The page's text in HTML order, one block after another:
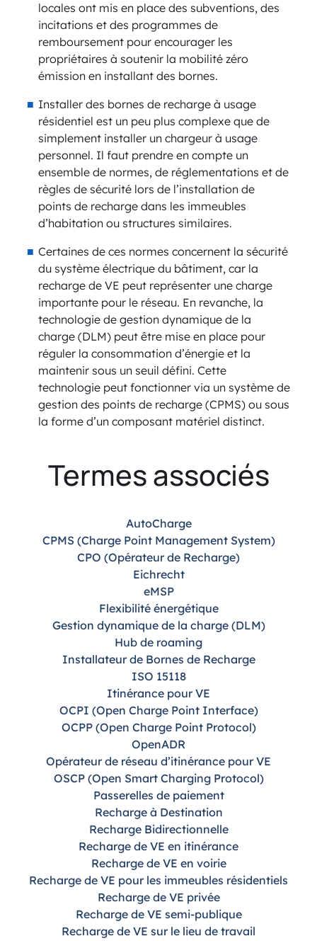
locales ont mis en place des subventions, des
incitations et des programmes de
remboursement pour encourager les
propriétaires à soutenir la mobilité zéro
émission en installant des bornes.
Installer des bornes de recharge à usage
résidentiel est un peu plus complexe que de
simplement installer un chargeur à usage
personnel. Il faut prendre en compte un
ensemble de normes, de réglementations et de
règles de sécurité lors de l’installation de
points de recharge dans les immeubles
d’habitation ou structures similaires.
Certaines de ces normes concernent la sécurité
du système électrique du bâtiment, car la
recharge de VE peut représenter une charge
importante pour le réseau. En revanche, la
technologie de gestion dynamique de la
charge (DLM) peut être mise en place pour
réguler la consommation d’énergie et la
maintenir sous un seuil défini. Cette
technologie peut fonctionner via un système de
gestion des points de recharge (CPMS) ou sous
la forme d’un composant matériel distinct.
Termes associés
AutoCharge
CPMS (Charge Point Management System)
CPO (Opérateur de Recharge)
Eichrecht
eMSP
Flexibilité énergétique
Gestion dynamique de la charge (DLM)
Hub de roaming
Installateur de Bornes de Recharge
ISO 15118
Itinérance pour VE
OCPI (Open Charge Point Interface)
OCPP (Open Charge Point Protocol)
OpenADR
Opérateur de réseau d’itinérance pour VE
OSCP (Open Smart Charging Protocol)
Passerelles de paiement
Recharge à Destination
Recharge Bidirectionnelle
Recharge de VE en itinérance
Recharge de VE en voirie
Recharge de VE pour les immeubles résidentiels
Recharge de VE privée
Recharge de VE semi-publique
Recharge de VE sur le lieu de travail